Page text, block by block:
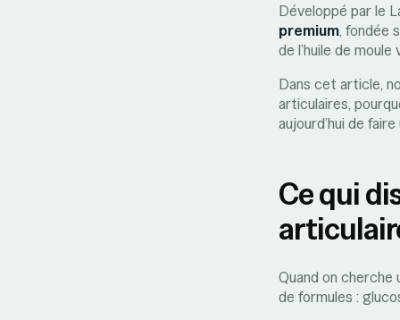
Développé par le
premium, fondée
de l’huile de
Dans cet article,
articulaires,
aujourd’hui de
Ce qui
Quand on
de formules :